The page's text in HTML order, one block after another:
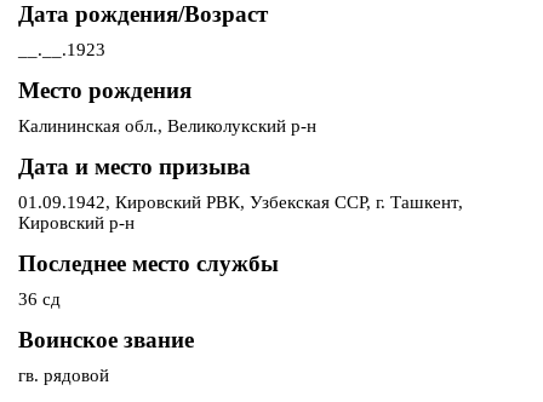
Дата рождения/Возраст
__.__.1923
Место рождения
Калининская обл., Великолукский р-н
Дата и место призыва
01.09.1942, Кировский РВК, Узбекская ССР, г. Ташкент,
Кировский р-н
Последнее место службы
36 сд
Воинское звание
гв. рядовой